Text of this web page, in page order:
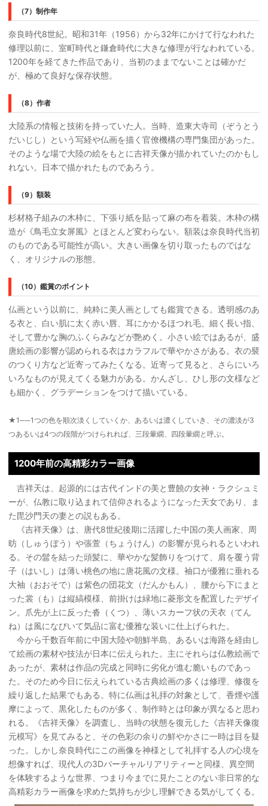
（7）制作年
奈良時代8世紀。昭和31年（1956）から32年にかけて行なわれた
修理以前に、室町時代と鎌倉時代に大きな修理が行なわれている。
1200年を経てきた作品であり、当初のままでないことは確かだ
が、極めて良好な保存状態。
（8）作者
大陸系の情報と技術を持っていた人。当時、造東大寺司（ぞうとう
だいじし）という写経や仏画を描く官僚機構の専門集団があった。
そのような場で大陸の絵をもとに吉祥天像が描かれていたのかもし
れない。日本で描かれたものであろう。
（9）額装
杉材格子組みの木枠に、下張り紙を貼って麻の布を着装。木枠の構
造が《鳥毛立女屏風》とほとんど変わらない。額装は奈良時代当初
のものである可能性が高い。大きい画像を切り取ったものではな
く、オリジナルの形態。
（10）鑑賞のポイント
仏画という以前に、純粋に美人画としても鑑賞できる。透明感のあ
る衣と、白い肌に太く赤い唇、耳にかかるほつれ毛、細く長い指、
そして豊かな胸のふくらみなどが艶めく。小さい絵ではあるが、盛
唐絵画の影響が認められる衣はカラフルで華やかさがある。衣の襞
のつくり方など近寄ってみたくなる。近寄って見ると、さらにいろ
いろなものが見えてくる魅力がある。かんざし、ひし形の文様など
も細かく、グラデーションをつけて描いている。
★1──1つの色を順次淡くしていくか、あるいは濃くしていき、その濃淡が3
つあるいは4つの段階がつけられれば、三段暈繝、四段暈繝と呼ぶ。
1200年前の高精彩カラー画像
吉祥天は、起源的には古代インドの美と豊饒の女神・ラクシュミ
ーが、仏教に取り込まれて信仰されるようになった天女であり、ま
た毘沙門天の妻との説もある。
《吉祥天像》は、唐代8世紀後期に活躍した中国の美人画家、周
昉（しゅうぼう）や張萱（ちょうけん）の影響が見られるといわれ
る。その髷を結った頭髪に、華やかな髪飾りをつけて、肩を覆う背
子（はいし）は薄い桃色の地に唐花風の文様。袖口が優雅に垂れる
大袖（おおそで）は紫色の団花文（だんかもん）、腰から下にまと
った裳（も）は縦縞模様、前掛けは緑地に菱形文を配置したデザイ
ン。爪先が上に反った沓（くつ）、薄いスカーフ状の天衣（てん
ね）は風になびいて気品に富む優雅な装いに仕上げられた。
今から千数百年前に中国大陸や朝鮮半島、あるいは海路を経由し
て絵画の素材や技法が日本に伝えられた。主にそれらは仏教絵画で
あったが、素材は作品の完成と同時に劣化が進む脆いものであっ
た。そのため今日に伝えられている古典絵画の多くは修理、修復を
繰り返した結果でもある。特に仏画は礼拝の対象として、香煙や護
摩によって、黒化したものが多く、制作時とは印象が異なると思わ
れる。《吉祥天像》を調査し、当時の状態を復元した《吉祥天像復
元模写》を見てみると、その色彩の余りの鮮やかさに一時は目を疑
った。しかし奈良時代にこの画像を神様として礼拝する人の心境を
想像すれば、現代人の3Dバーチャルリアリティーと同様、異空間
を体験するような世界、つまり今までに見たことのない非日常的な
高精彩カラー画像を求めた気持ちが少し理解できる気がしてくる。